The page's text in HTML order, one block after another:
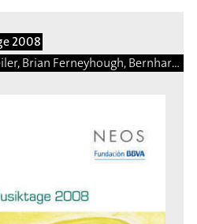
2008
Georges Aperghis, Dror Feiler, Brian Ferneyhough, Bernhard Gander, Saed Haddad, Arnulf Herrmann, Ben Johnston, Eduardo Moguillansky, Isabel Mundry, Brice Pauset, Enno Poppe